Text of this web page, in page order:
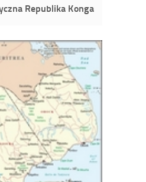
Republika Konga